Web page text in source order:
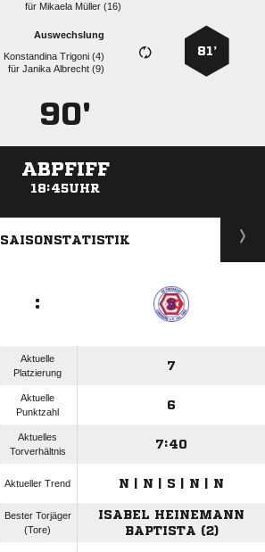
für   
81’
Auswechslung
  
für  
90'
ABPFIFF
18:45UHR
ANZEIGE
SAISONSTATISTIK
:
Aktuelle
Platzierung
7
Aktuelle
Punktzahl
6
Aktuelles
Torverhältnis
7:40
Aktueller Trend N | N | S | N | N
Bester Torjäger
(Tore)
ISABEL HEINEMANN
BAPTISTA (2)